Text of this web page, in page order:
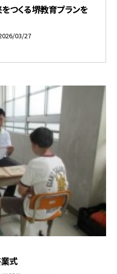
くる堺教育プランを
03/27
式